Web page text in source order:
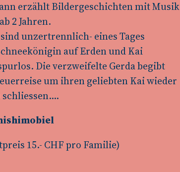
erzählt Bildergeschichten mit Musik
2 Jahren.
unzertrennlich- eines Tages
auf Erden und Kai
Die verzweifelte Gerda begibt
um ihren geliebten Kai wieder
15.- CHF pro Familie)